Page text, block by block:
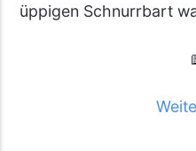
üppigen Schnurrbart